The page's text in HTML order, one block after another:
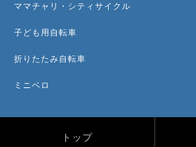
ママチャリ・シティサイクル
子ども用自転車
折りたたみ自転車
ミニベロ
トップ